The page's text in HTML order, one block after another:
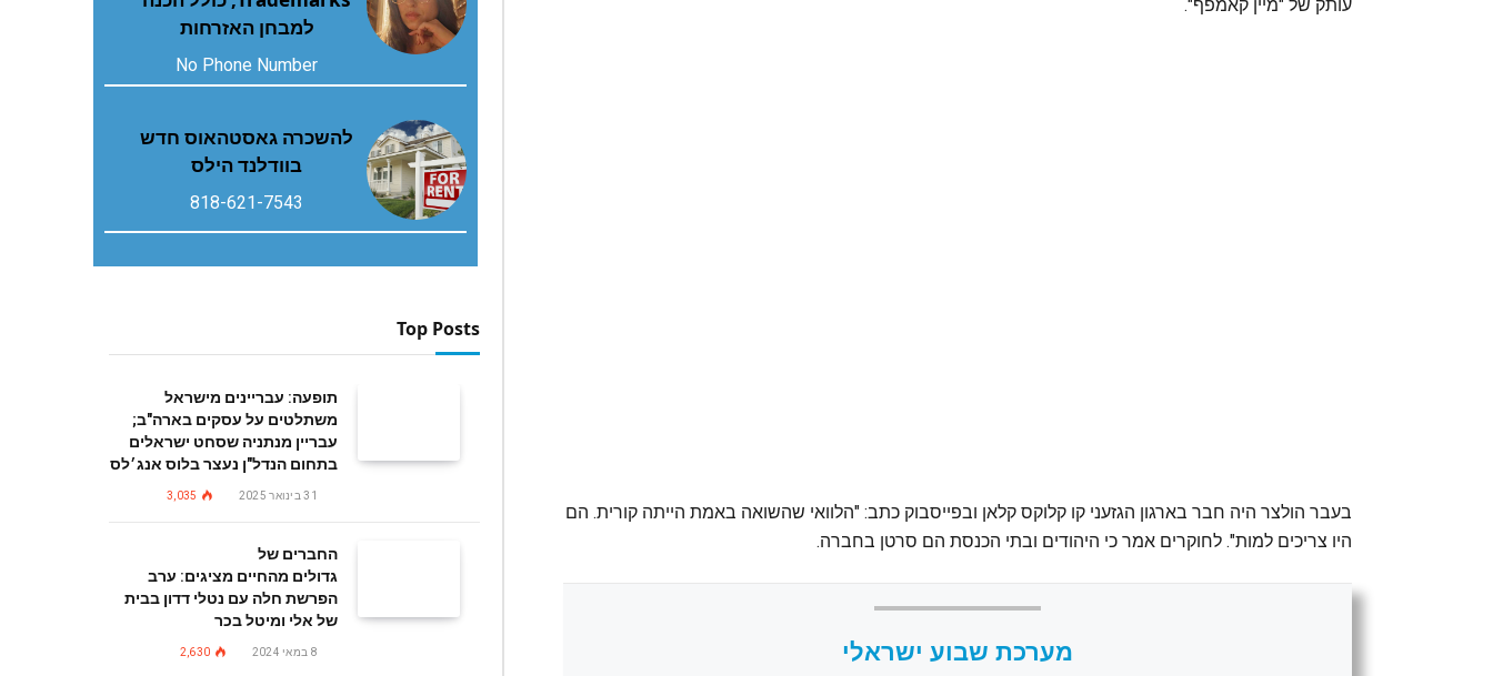
עותק של "מיין קאמפף".
בעבר הולצר היה חבר בארגון הגזעני קו קלוקס קלאן ובפייסבוק כתב: "הלוואי שהשואה באמת הייתה קורית. הם
היו צריכים למות". לחוקרים אמר כי היהודים ובתי הכנסת הם סרטן בחברה.
מערכת שבוע ישראלי
למבחן האזרחות
No Phone Number
להשכרה גאסטהאוס חדש
בוודלנד הילס
818-621-7543
Top Posts
תופעה: עבריינים מישראל
משתלטים על עסקים בארה"ב;
עבריין מנתניה שסחט ישראלים
בתחום הנדל"ן נעצר בלוס אנג׳לס
31 בינואר 2025 3,035
החברים של
גדולים מהחיים מציגים: ערב
הפרשת חלה עם נטלי דדון בבית
של אלי ומיטל בכר
8 במאי 2024 2,630